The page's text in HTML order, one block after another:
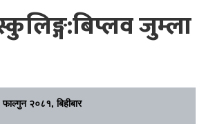
जुम्ला
२०८१, बिहीबार